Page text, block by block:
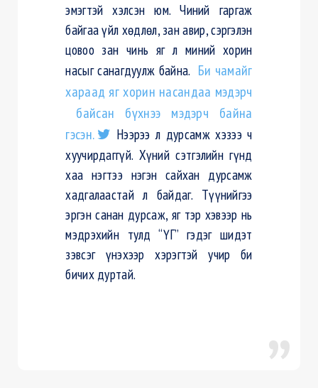
эмэгтэй хэлсэн юм. Чиний гаргаж
байгаа үйл хөдлөл, зан авир, сэргэлэн
цовоо зан чинь яг л миний хорин
насыг санагдуулж байна. Би чамайг
хараад яг хорин насандаа мэдэрч
байсан бүхнээ мэдэрч байна
гэсэн.
Нээрээ л дурсамж хэзээ ч
хуучирдаггүй. Хүний сэтгэлийн гүнд
хаа нэгтээ нэгэн сайхан дурсамж
хадгалаастай л байдаг. Түүнийгээ
эргэн санан дурсаж, яг тэр хэвээр нь
мэдрэхийн тулд “ҮГ” гэдэг шидэт
зэвсэг үнэхээр хэрэгтэй учир би
бичих дуртай.